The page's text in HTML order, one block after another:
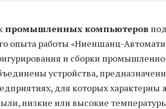
промышленных компьютеров
опыта работы «Ниеншанц-
и сборки
устройства,
для которых
низкие или высокие